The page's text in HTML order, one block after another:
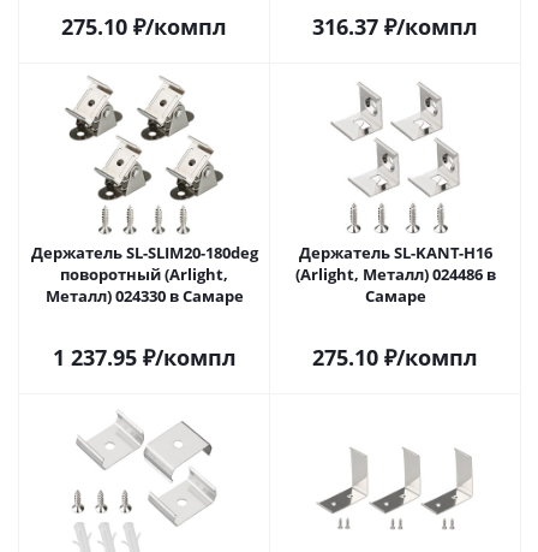
275.10 ₽/компл 316.37 ₽/компл
Держатель SL-SLIM20-180deg
поворотный (Arlight,
Металл) 024330 в Самаре
1 237.95₽/компл
Держатель SL-KANT-H16
(Arlight, Металл) 024486 в
Самаре
275.10 ₽/компл